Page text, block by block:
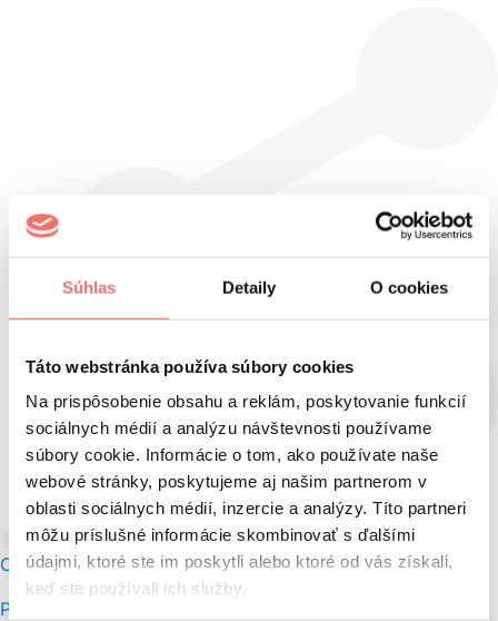
Súhlas Detaily O cookies
Táto webstránka používa súbory cookies
Na prispôsobenie obsahu a reklám, poskytovanie funkcií
sociálnych médií a analýzu návštevnosti používame
súbory cookie. Informácie o tom, ako používate naše
webové stránky, poskytujeme aj našim partnerom v
oblasti sociálnych médií, inzercie a analýzy. Títo partneri
môžu príslušné informácie skombinovať s ďalšími
údajmi, ktoré ste im poskytli alebo ktoré od vás získali,
keď ste používali ich služby.
TweetFacebook share
Linkedin share
O autorovi
Pozrite si najbizarnejšie veci, ktoré Slováci vyhľadávali v